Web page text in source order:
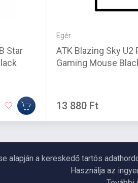
Star
Egér
ATK Blazing Sky U2
Gaming Mouse
13 880 Ft
alapján a kereskedő tartós
Használja az